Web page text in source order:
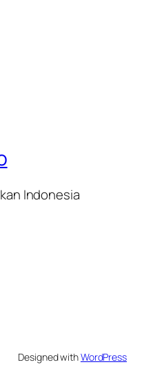
Indonesia
Designed withWordPress